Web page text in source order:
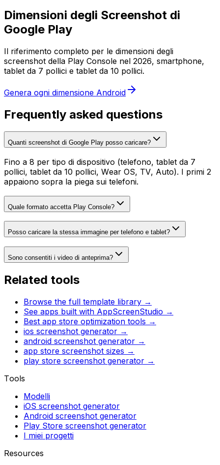
Dimensioni degli Screenshot di
Google Play
Il riferimento completo per le dimensioni degli
screenshot della Play Console nel 2026, smartphone,
tablet da 7 pollici e tablet da 10 pollici.
Genera ogni dimensione Android
Frequently asked questions
Quanti screenshot di Google Play posso caricare?
Fino a 8 per tipo di dispositivo (telefono, tablet da 7
pollici, tablet da 10 pollici, Wear OS, TV, Auto). I primi 2
appaiono sopra la piega sui telefoni.
Quale formato accetta Play Console?
Posso caricare la stessa immagine per telefono e tablet?
Sono consentiti i video di anteprima?
Related tools
Browse the full template library →
See apps built with AppScreenStudio →
Best app store optimization tools →
ios screenshot generator →
android screenshot generator →
app store screenshot sizes →
play store screenshot generator →
Tools
Modelli
iOS screenshot generator
Android screenshot generator
Play Store screenshot generator
I miei progetti
Resources